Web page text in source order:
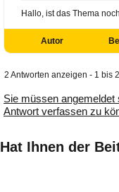
Hallo, ist das Thema
Autor
2 Antworten anzeigen - 1 bis
Sie müssen
Antwort verfassen zu
Hat Ihnen der